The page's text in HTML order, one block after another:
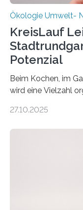
Ökologie Umwelt-
KreisLauf
Potenzial
Beim Kochen, im
wird eine Vielzahl
Potenzial nur dann
Veränderung der
Deutschen
Stadtreinigung
2025 offiziell
ist ab sofort im
27.10.2025